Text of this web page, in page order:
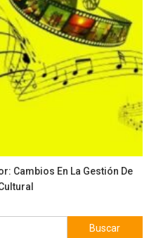
Cambios En La Gestión De
Buscar: